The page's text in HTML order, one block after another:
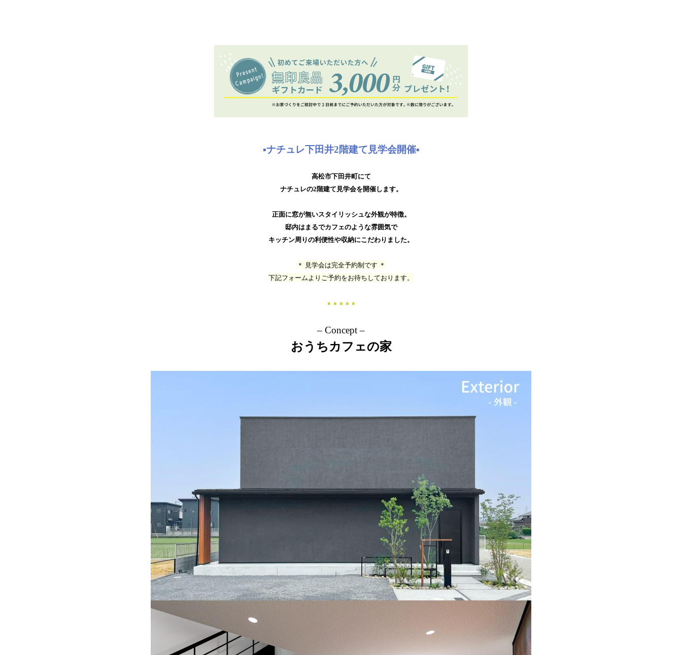
▪ナチュレ下田井2階建て見学会開催▪
高松市下田井町にて
ナチュレの2階建て見学会を開催します。
正面に窓が無いスタイリッシュな外観が特徴。
邸内はまるでカフェのような雰囲気で
キッチン周りの利便性や収納にこだわりました。
＊ 見学会は完全予約制です ＊
下記フォームよりご予約をお待ちしております。
▪ ▪ ▪ ▪ ▪
– Concept –
おうちカフェの家